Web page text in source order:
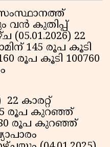
വന്‍ കുതിപ്പ്
(05.01.2026) 22
145 രൂപ കൂടി
രൂപ കൂടി 100760
22 കാരറ്റ്
35 രൂപ കുറഞ്ഞ്
രൂപ കുറഞ്ഞ്